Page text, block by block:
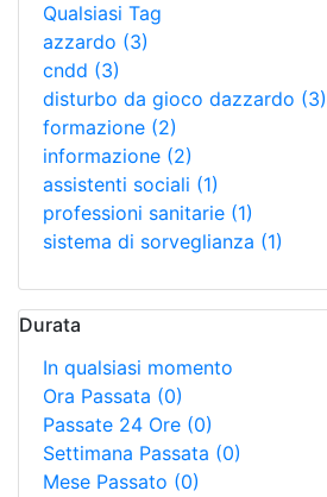
Qualsiasi Tag
azzardo (3)
cndd (3)
disturbo da gioco dazzardo (3)
formazione (2)
informazione (2)
assistenti sociali (1)
professioni sanitarie (1)
sistema di sorveglianza (1)
Durata
In qualsiasi momento
Ora Passata (0)
Passate 24 Ore (0)
Settimana Passata (0)
Mese Passato (0)